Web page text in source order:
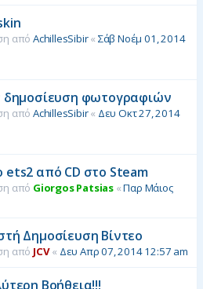
απόAchillesSibir« Σάβ Νοέμ 01, 2014
δημοσίευση φωτογραφιών
απόAchillesSibir« Δευ Οκτ 27, 2014
από CD στο Steam
από Giorgos Patsias «Παρ Μάιος
Δημοσίευση Βίντεο
από JCV« Δευ Απρ 07, 2014 12:57 am
Βοήθεια!!!